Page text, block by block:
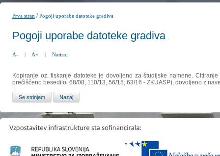
Prva stran /Pogoji uporabe datoteke gradiva
Pogoji uporabe datoteke gradiva
A- | A+ | Natisni
Kopiranje oz. tiskanje datoteke je dovoljeno za študijske namene.
prečiščeno besedilo, 68/08, 110/13, 56/15, 63/16 - ZKUASP), dovoljeno z